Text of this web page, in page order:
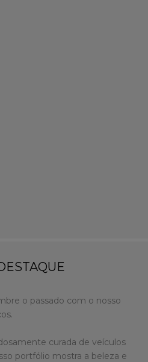
o passado com o nosso
curada de veículos
portfólio mostra a beleza e